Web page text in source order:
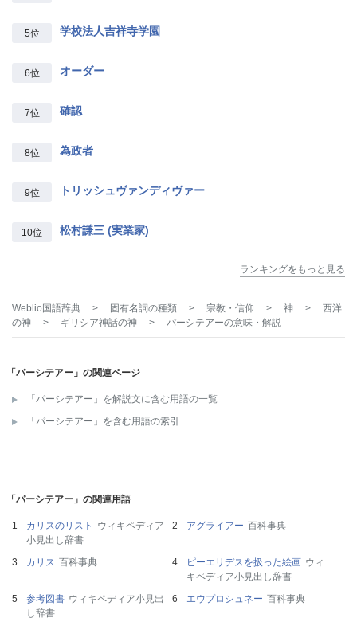
5位 学校法人吉祥寺学園
6位 オーダー
7位 確認
8位 為政者
9位 トリッシュヴァンディヴァー
10位 松村謙三 (実業家)
ランキングをもっと見る
Weblio国語辞典 > 固有名詞の種類 > 宗教・信仰 > 神 >
西洋
の神
> ギリシア神話の神 > パーシテアーの意味・解説
「パーシテアー」の関連ページ
「パーシテアー」を解説文に含む用語の一覧
「パーシテアー」を含む用語の索引
「パーシテアー」の関連用語
カリスのリスト
ウィキペディア
小見出し辞書
アグライアー 百科事典
カリス 百科事典 ピーエリデスを扱った絵画 ウィ
キペディア小見出し辞書
参考図書 ウィキペディア小見出
し辞書
エウプロシュネー 百科事典